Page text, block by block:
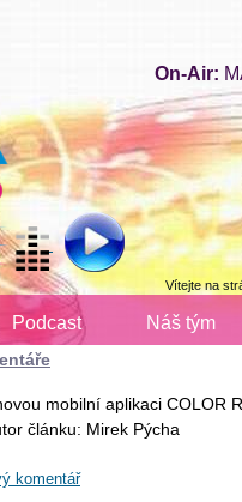
On-Air:
Vítejte na
Podcast Náš tým
mobilní aplikaci COLOR
článku: Mirek Pýcha
komentář